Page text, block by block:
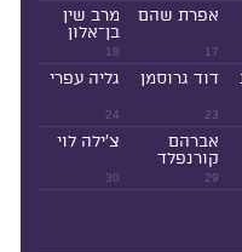
17
אפרת שהם
18
מרב שין
בן־אלון
23
דוד גרוסמן
24
גליה עפרי
29
אברהם
קורנפלד
30
צ'ילה לוי